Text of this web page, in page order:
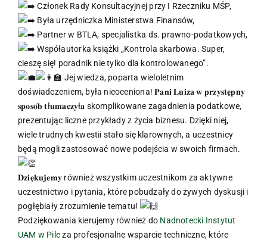
Członek Rady Konsultacyjnej przy I Rzeczniku MŚP,
Była urzędniczka Ministerstwa Finansów,
Partner w BTLA, specjalistka ds. prawno-podatkowych,
Współautorka książki „Kontrola skarbowa. Super,
cieszę się! poradnik nie tylko dla kontrolowanego”.
Jej wiedza, poparta wieloletnim
doświadczeniem, była nieoceniona! 𝐏𝐚𝐧𝐢 𝐋𝐮𝐢𝐳𝐚 𝐰 𝐩𝐫𝐳𝐲𝐬𝐭𝐞̨𝐩𝐧𝐲
𝐬𝐩𝐨𝐬𝐨́𝐛 𝐭ł𝐮𝐦𝐚𝐜𝐳𝐲ł𝐚 skomplikowane zagadnienia podatkowe,
prezentując liczne przykłady z życia biznesu. Dzięki niej,
wiele trudnych kwestii stało się klarownych, a uczestnicy
będą mogli zastosować nowe podejścia w swoich firmach.
𝐃𝐳𝐢𝐞̨𝐤𝐮𝐣𝐞𝐦𝐲 również wszystkim uczestnikom za aktywne
uczestnictwo i pytania, które pobudzały do żywych dyskusji i
pogłębiały zrozumienie tematu!
Podziękowania kierujemy również do Nadnotecki Instytut
UAM w Pileza profesjonalne wsparcie techniczne, które